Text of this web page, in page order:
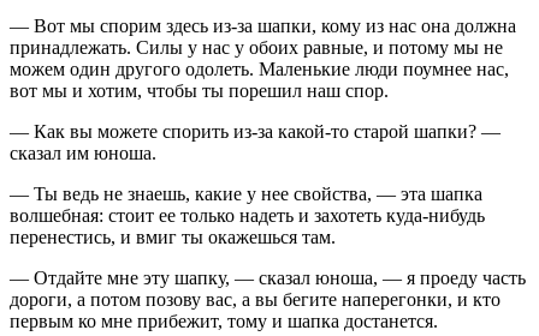
— Вот мы спорим здесь из-за шапки, кому из нас она должна
принадлежать. Силы у нас у обоих равные, и потому мы не
можем один другого одолеть. Маленькие люди поумнее нас,
вот мы и хотим, чтобы ты порешил наш спор.
— Как вы можете спорить из-за какой-то старой шапки? —
сказал им юноша.
— Ты ведь не знаешь, какие у нее свойства, — эта шапка
волшебная: стоит ее только надеть и захотеть куда-нибудь
перенестись, и вмиг ты окажешься там.
— Отдайте мне эту шапку, — сказал юноша, — я проеду часть
дороги, а потом позову вас, а вы бегите наперегонки, и кто
первым ко мне прибежит, тому и шапка достанется.